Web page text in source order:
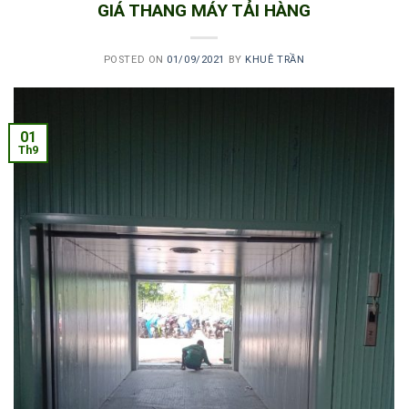
GIÁ THANG MÁY TẢI HÀNG
POSTED ON 01/09/2021 BY KHUÊ TRẦN
01
Th9